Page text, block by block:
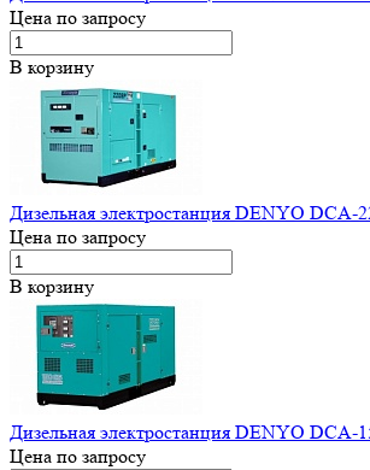
Цена по запросу
В корзину
Дизельная электростанция DENYO DCA-
Цена по запросу
В корзину
Дизельная электростанция DENYO DCA-
Цена по запросу